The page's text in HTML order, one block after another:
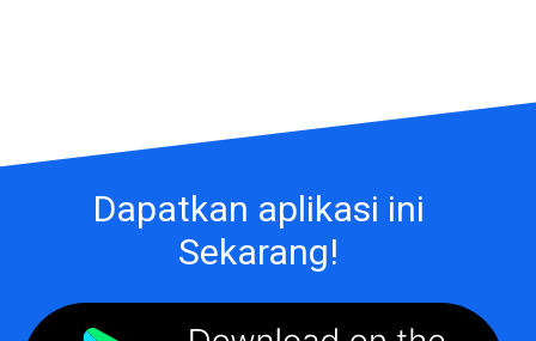
Dapatkan aplikasi ini
Sekarang!